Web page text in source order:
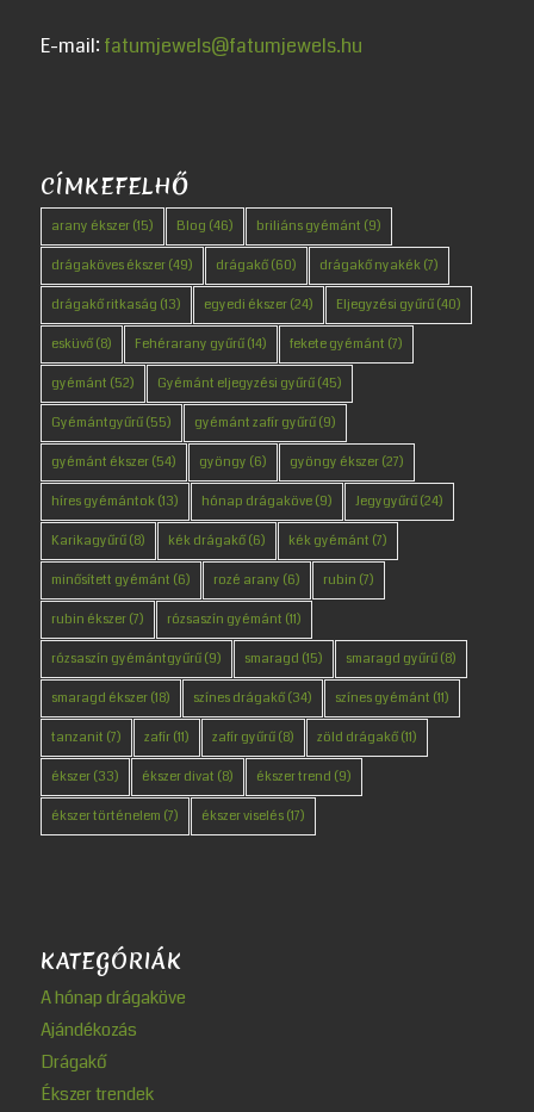
E-mail: fatumjewels@fatumjewels.hu
CÍMKEFELHŐ
arany ékszer(15) Blog (46) briliáns gyémánt (9)
drágaköves ékszer(49) drágakő(60) drágakő nyakék(7)
drágakő ritkaság (13) egyedi ékszer(24) Eljegyzési gyűrű(40)
esküvő(8) Fehérarany gyűrű(14) fekete gyémánt (7)
gyémánt (52) Gyémánt eljegyzési gyűrű(45)
Gyémántgyűrű(55) gyémánt zafír gyűrű(9)
gyémánt ékszer(54) gyöngy (6) gyöngy ékszer(27)
híres gyémántok(13) hónap drágaköve(9) Jegygyűrű(24)
Karikagyűrű(8) kék drágakő(6) kék gyémánt (7)
minősített gyémánt (6) rozé arany (6) rubin (7)
rubin ékszer(7) rózsaszín gyémánt (11)
rózsaszín gyémántgyűrű(9) smaragd (15) smaragd gyűrű(8)
smaragd ékszer(18) színes drágakő(34) színes gyémánt (11)
tanzanit (7) zafír(11) zafír gyűrű(8) zöld drágakő(11)
ékszer(33) ékszer divat (8) ékszer trend (9)
ékszer történelem (7) ékszer viselés(17)
KATEGÓRIÁK
A hónap drágaköve
Ajándékozás
Drágakő
Ékszer trendek